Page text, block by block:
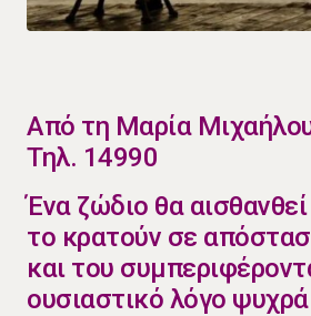
​Από τη Μαρία
Τηλ. 14990
​​Ένα ζώδιο θα
το κρατούν σε
και του
ουσιαστικό λόγο